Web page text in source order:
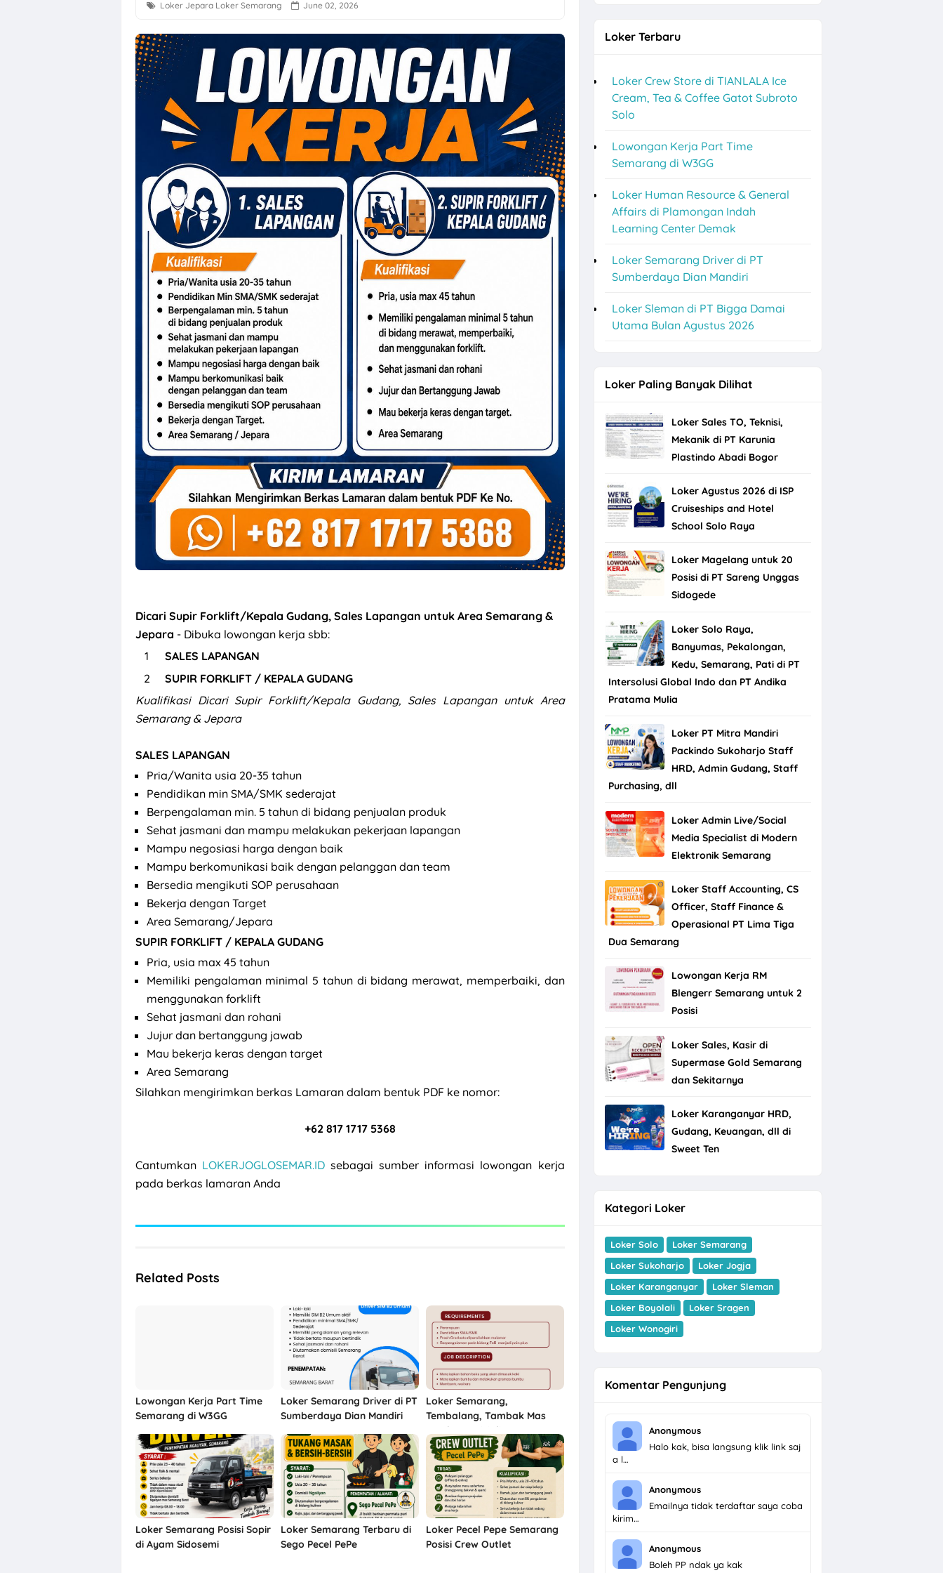
Loker Bali Driver, Helper, Admin Cabang & Backup di PT Indonesia Plafon Semesta
Loker Agustus 2026 di Astra Daihatsu Klaten & Solo
Loker Karanganyar HRD, Gudang, Keuangan, dll di Sweet Ten
Lowongan Kerja F&B Solo dan Sukoharjo di Es Teh Mas Karebet
Loker Solo Bulan Agustus 2026 di Kosi Kost
Loker Pabrik Pipa PVC Sukoharjo di PT Damai Global Synergy
Lowongan Kerja 10 Posisi di Candi Elektronik Sukoharjo
Loker Pecel Pepe Semarang Posisi Crew Outlet
Loker Digital Marketing Sukoharjo di PT Elvas Grafika Indonesia
Loker Sukoharjo 5 Posisi CV Tiga Likuid Plastindo & PT Likuid Pharmalab Indonesia
Loker Perusahaan Retail Elektronik Semarang di Modern Elektronics
Loker Jepara Loker Semarang June 02, 2026
Dicari Supir Forklift/Kepala Gudang, Sales Lapangan untuk Area Semarang &
Jepara - Dibuka lowongan kerja sbb:
SALES LAPANGAN
SUPIR FORKLIFT / KEPALA GUDANG
Kualifikasi Dicari Supir Forklift/Kepala Gudang, Sales Lapangan untuk Area
Semarang & Jepara
SALES LAPANGAN
Pria/Wanita usia 20-35 tahun
Pendidikan min SMA/SMK sederajat
Berpengalaman min. 5 tahun di bidang penjualan produk
Sehat jasmani dan mampu melakukan pekerjaan lapangan
Mampu negosiasi harga dengan baik
Mampu berkomunikasi baik dengan pelanggan dan team
Bersedia mengikuti SOP perusahaan
Bekerja dengan Target
Area Semarang/Jepara
SUPIR FORKLIFT / KEPALA GUDANG
Pria, usia max 45 tahun
Memiliki pengalaman minimal 5 tahun di bidang merawat, memperbaiki, dan
menggunakan forklift
Sehat jasmani dan rohani
Jujur dan bertanggung jawab
Mau bekerja keras dengan target
Area Semarang
Silahkan mengirimkan berkas Lamaran dalam bentuk PDF ke nomor:
+62 817 1717 5368
Cantumkan LOKERJOGLOSEMAR.ID sebagai sumber informasi lowongan kerja
pada berkas lamaran Anda
Related Posts
Lowongan Kerja Part Time
Semarang di W3GG
Loker Semarang Driver di PT
Sumberdaya Dian Mandiri
Loker Semarang,
Tembalang, Tambak Mas
untuk 3 Posisi di CV Pesta
Abadi
Loker Semarang Posisi Sopir
di Ayam Sidosemi
Loker Semarang Terbaru di
Sego Pecel PePe
Loker Pecel Pepe Semarang
Posisi Crew Outlet
Loker Terbaru
Loker Crew Store di TIANLALA Ice
Cream, Tea & Coffee Gatot Subroto
Solo
Lowongan Kerja Part Time
Semarang di W3GG
Loker Human Resource & General
Affairs di Plamongan Indah
Learning Center Demak
Loker Semarang Driver di PT
Sumberdaya Dian Mandiri
Loker Sleman di PT Bigga Damai
Utama Bulan Agustus 2026
Loker Paling Banyak Dilihat
Loker Sales TO, Teknisi,
Mekanik di PT Karunia
Plastindo Abadi Bogor
Loker Agustus 2026 di ISP
Cruiseships and Hotel
School Solo Raya
Loker Magelang untuk 20
Posisi di PT Sareng Unggas
Sidogede
Loker Solo Raya,
Banyumas, Pekalongan,
Kedu, Semarang, Pati di PT
Intersolusi Global Indo dan PT Andika
Pratama Mulia
Loker PT Mitra Mandiri
Packindo Sukoharjo Staff
HRD, Admin Gudang, Staff
Purchasing, dll
Loker Admin Live/Social
Media Specialist di Modern
Elektronik Semarang
Loker Staff Accounting, CS
Officer, Staff Finance &
Operasional PT Lima Tiga
Dua Semarang
Lowongan Kerja RM
Blengerr Semarang untuk 2
Posisi
Loker Sales, Kasir di
Supermase Gold Semarang
dan Sekitarnya
Loker Karanganyar HRD,
Gudang, Keuangan, dll di
Sweet Ten
Kategori Loker
Loker Solo
Loker Semarang
Loker Sukoharjo
Loker Jogja
Loker Karanganyar
Loker Sleman
Loker Boyolali
Loker Sragen
Loker Wonogiri
Komentar Pengunjung
Anonymous
Halo kak, bisa langsung klik link saj
a l…
Anonymous
Emailnya tidak terdaftar saya coba
kirim…
Anonymous
Boleh PP ndak ya kak